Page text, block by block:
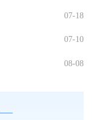
07-18
07-10
08-08